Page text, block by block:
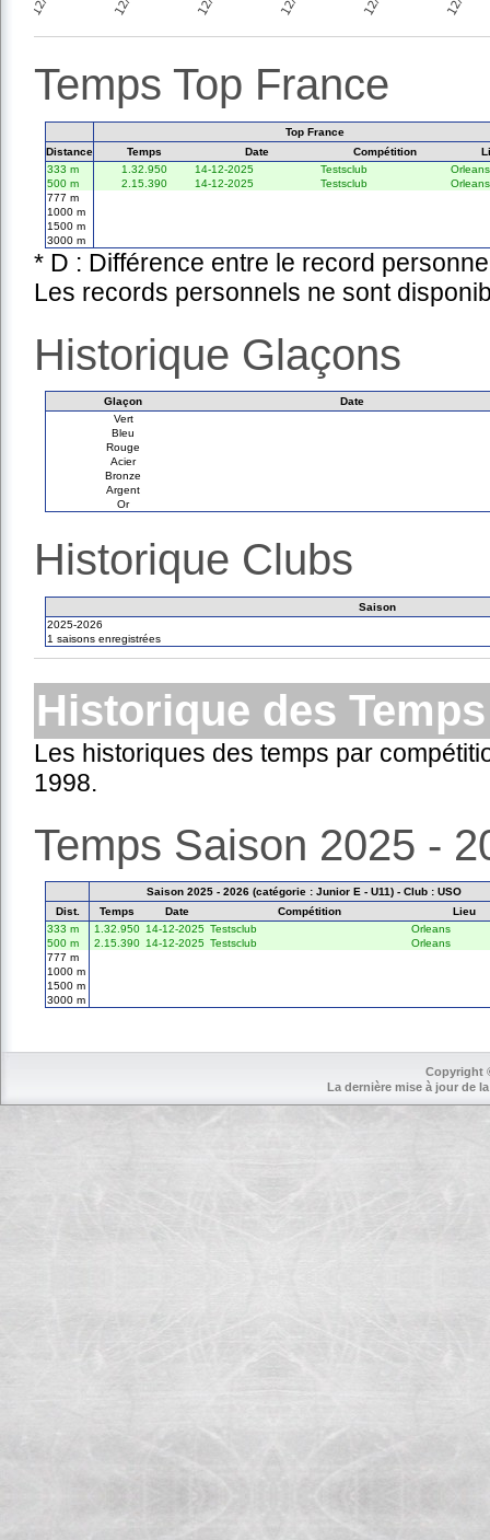
Temps Top France
Top France
Distance
Temps Date Compétition
333 m
1.32.950 14-12-2025 Testsclub
Orleans
500 m
2.15.390 14-12-2025 Testsclub
Orleans
777 m
1000 m
1500 m
3000 m
* D : Différence entre le record
Les records personnels ne sont
Historique Glaçons
Glaçon
Date
Vert
Bleu
Rouge
Acier
Bronze
Argent
Or
Historique Clubs
Saison
2025-2026
1 saisons enregistrées
Historique des Temps
Les historiques des temps par
1998.
Temps Saison 2025 -
Saison 2025 - 2026 (catégorie : Junior E - U11) - Club : USO
Dist.
Temps Date Compétition
Lieu
333 m
1.32.950 14-12-2025 Testsclub
Orleans
500 m
2.15.390 14-12-2025 Testsclub
Orleans
777 m
1000 m
1500 m
3000 m
Copyright
La dernière mise à jour de